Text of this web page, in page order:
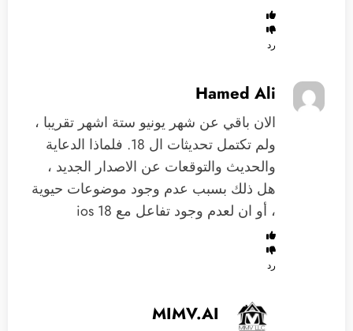
رد
Hamed Ali
الان باقي عن شهر يونيو ستة اشهر تقريبا ،
ولم تكتمل تحديثات ال 18. فلماذا الدعاية
والحديث والتوقعات عن الاصدار الجديد ،
هل ذلك بسبب عدم وجود موضوعات حيوية
، أو ان لعدم وجود تفاعل مع ios 18
رد
MIMV.AI